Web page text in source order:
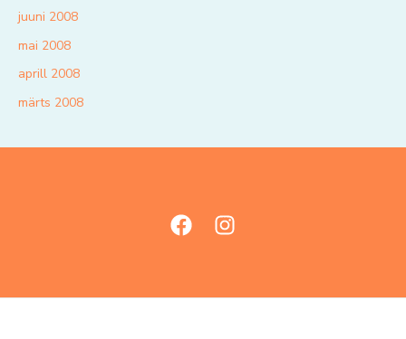
juuni 2008
mai 2008
aprill 2008
märts 2008